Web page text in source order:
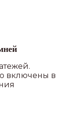
включены в